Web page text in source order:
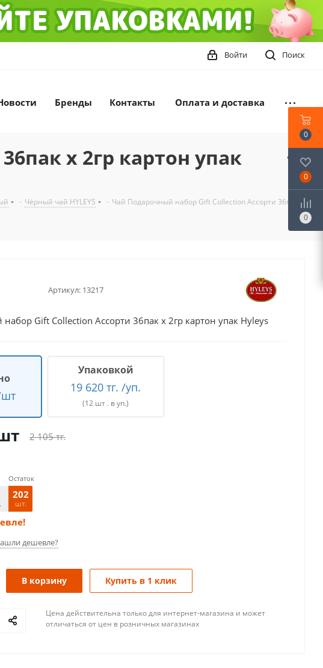
Поиск
Войти
Бренды Контакты Оплата и доставка
х 2гр картон упак
- Чёрный чай HYLEYS - Чай Подарочный набор Gift Collection Ассорти 36пак х
Артикул: 13217
Gift Collection Ассорти 36пак х 2гр картон упак Hyleys
шт
Упаковкой
19 620 тг. /уп.
(12 шт . в уп.)
2 105тг.
Остаток
202
шт.
дешевле?
В корзину Купить в 1 клик
Цена действительна только для интернет-магазина и может
отличаться от цен в розничных магазинах
0
0
0